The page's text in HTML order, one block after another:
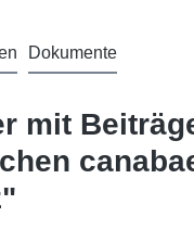
Dokumente
mit